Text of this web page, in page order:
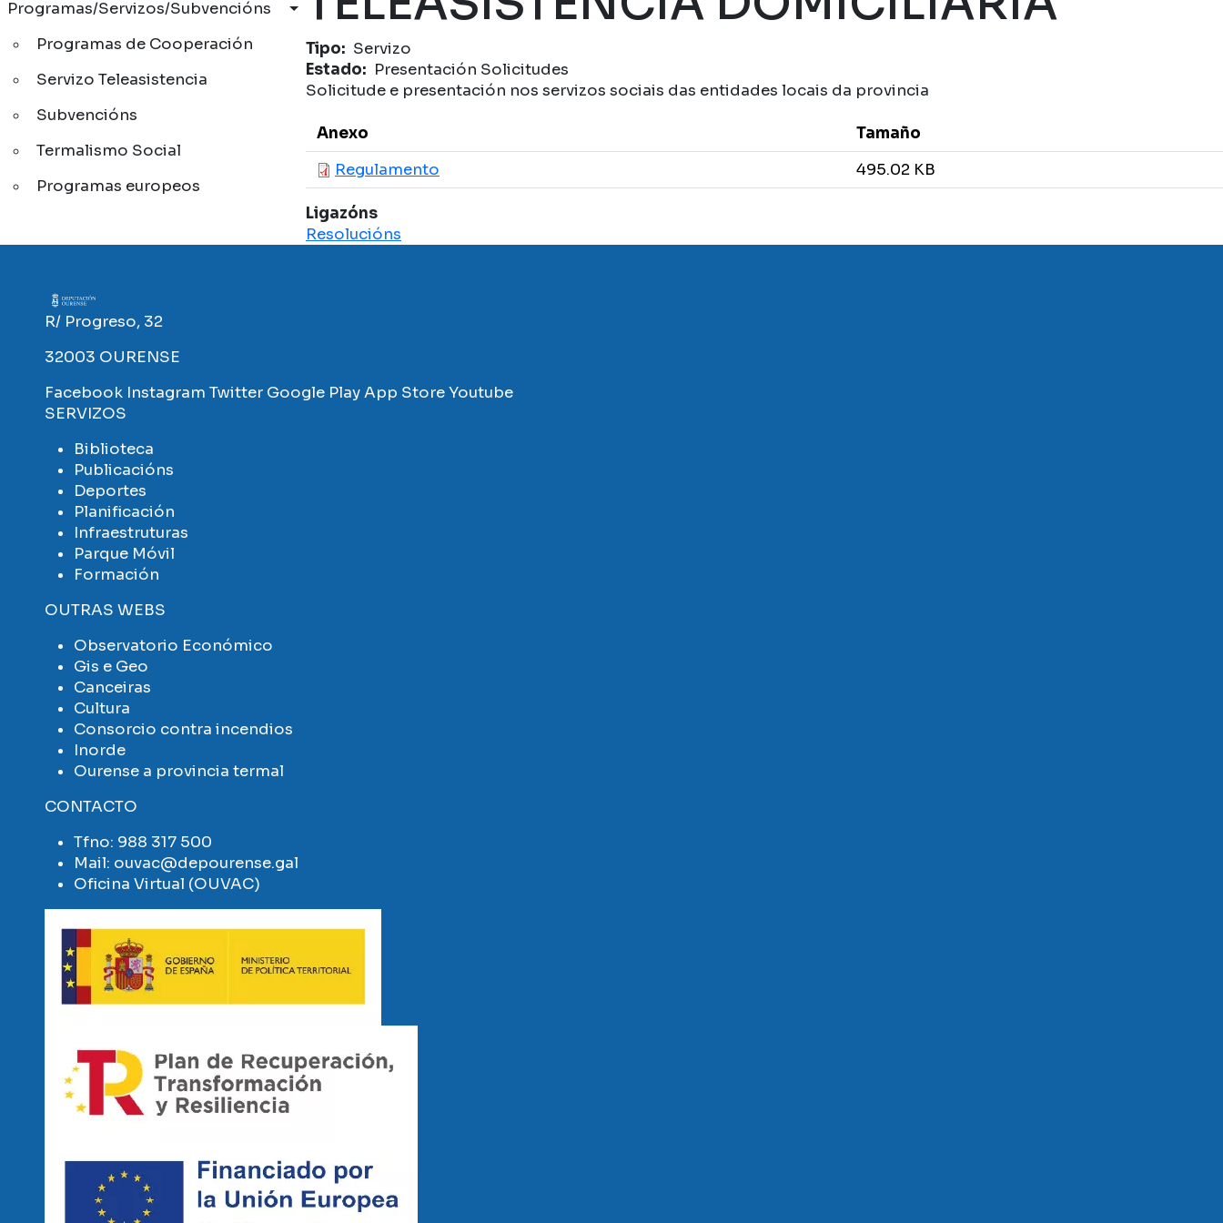
Programas/Servizos/Subvencións
Programas de Cooperación
Servizo Teleasistencia
Subvencións
Termalismo Social
Programas europeos
Tipo
Servizo
Estado
Presentación Solicitudes
Solicitude e presentación nos servizos sociais das entidades locais da provincia
Anexo
Tamaño
Regulamento
495.02 KB
Ligazóns
Resolucións
Imaxe
R/ Progreso, 32
32003 OURENSE
Facebook Instagram Twitter Google PlayApp StoreYoutube
SERVIZOS
Biblioteca
Publicacións
Deportes
Planificación
Infraestruturas
Parque Móvil
Formación
OUTRAS WEBS
Observatorio Económico
Gis e Geo
Canceiras
Cultura
Consorcio contra incendios
Inorde
Ourense a provincia termal
CONTACTO
Tfno: 988 317 500
Mail: ouvac@depourense.gal
Oficina Virtual (OUVAC)